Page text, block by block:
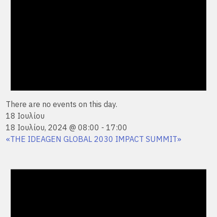
There are no events on this day.
18 Ιουλίου
18 Ιουλίου, 2024 @ 08:00 - 17:00
«THE IDEAGEN GLOBAL 2030 IMPACT SUMMIT»